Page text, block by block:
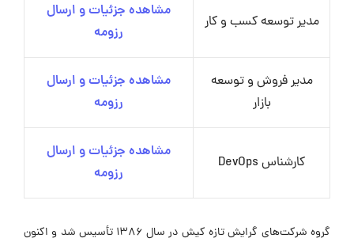
مدیر توسعه کسب و کار
مشاهده جزئیات و ارسال
رزومه
مدیر فروش و توسعه
بازار
مشاهده جزئیات و ارسال
رزومه
کارشناس DevOps
مشاهده جزئیات و ارسال
رزومه
گروه شرکت‌های گرایش تازه کیش در سال ۱۳۸۶ تأسیس شد و اکنون